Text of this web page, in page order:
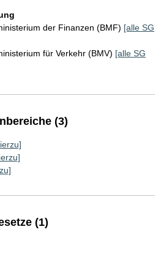
der Finanzen (BMF) [alle SG
für Verkehr (BMV) [alle SG
(3)
(1)